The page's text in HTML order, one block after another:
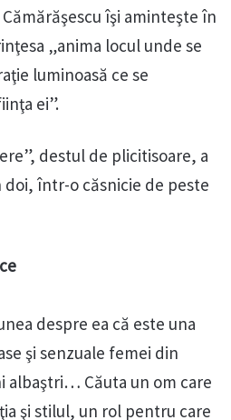
îşi aminteşte în
„anima locul unde se
luminoasă ce se
ei”.
destul de plicitisoare, a
într-o căsnicie de peste
despre ea că este una
şi senzuale femei din
albaştri… Căuta un om care
şi stilul, un rol pentru care